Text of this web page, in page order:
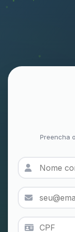
Preencha